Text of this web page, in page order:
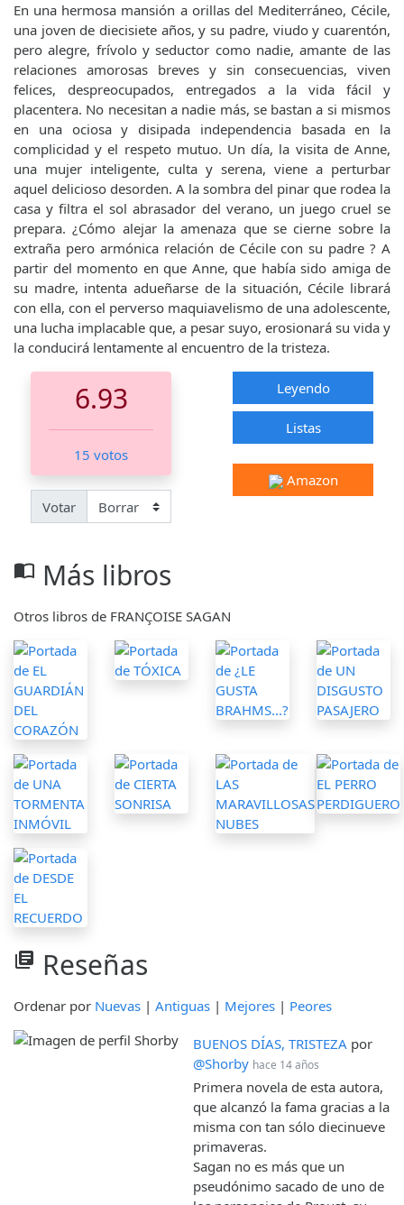
En una hermosa mansión a orillas del Mediterráneo, Cécile,
una joven de diecisiete años, y su padre, viudo y cuarentón,
pero alegre, frívolo y seductor como nadie, amante de las
relaciones amorosas breves y sin consecuencias, viven
felices, despreocupados, entregados a la vida fácil y
placentera. No necesitan a nadie más, se bastan a si mismos
en una ociosa y disipada independencia basada en la
complicidad y el respeto mutuo. Un día, la visita de Anne,
una mujer inteligente, culta y serena, viene a perturbar
aquel delicioso desorden. A la sombra del pinar que rodea la
casa y filtra el sol abrasador del verano, un juego cruel se
prepara. ¿Cómo alejar la amenaza que se cierne sobre la
extraña pero armónica relación de Cécile con su padre ? A
partir del momento en que Anne, que había sido amiga de
su madre, intenta adueñarse de la situación, Cécile librará
con ella, con el perverso maquiavelismo de una adolescente,
una lucha implacable que, a pesar suyo, erosionará su vida y
la conducirá lentamente al encuentro de la tristeza.
6.93
15 votos
Votar
Leyendo
Listas
Amazon
import_contacts Más libros
Otros libros de FRANÇOISE SAGAN
library_books Reseñas
Ordenar por Nuevas | Antiguas | Mejores | Peores
BUENOS DÍAS, TRISTEZA por
@Shorby hace 14 años
Primera novela de esta autora,
que alcanzó la fama gracias a la
misma con tan sólo diecinueve
primaveras.
Sagan no es más que un
pseudónimo sacado de uno de